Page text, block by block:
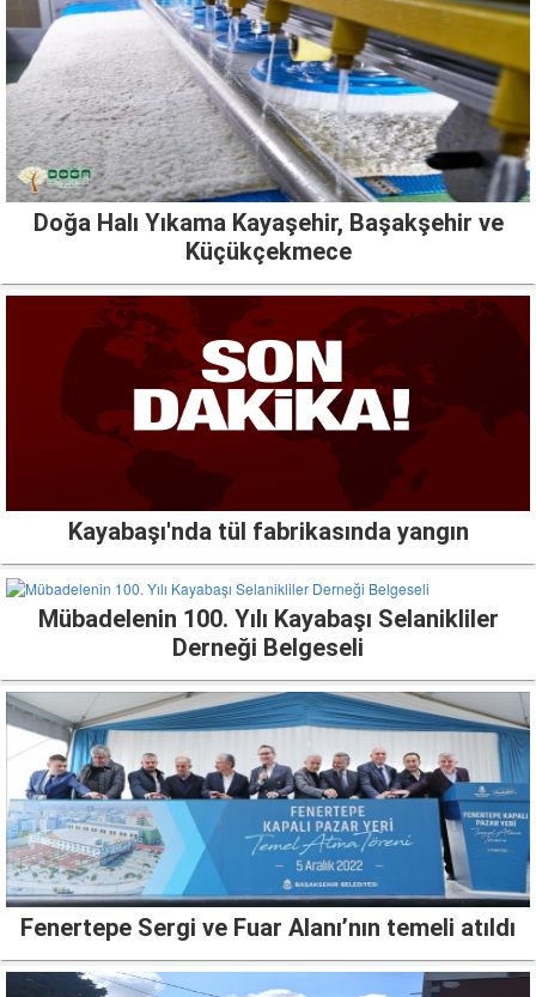
Doğa Halı Yıkama Kayaşehir, Başakşehir ve
Küçükçekmece
Kayabaşı'nda tül fabrikasında yangın
Mübadelenin 100. Yılı Kayabaşı Selanikliler
Derneği Belgeseli
Fenertepe Sergi ve Fuar Alanı’nın temeli atıldı